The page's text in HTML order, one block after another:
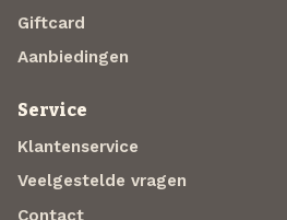
Giftcard
Aanbiedingen
Service
Klantenservice
Veelgestelde vragen
Contact